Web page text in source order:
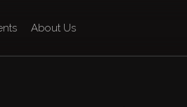
About Us